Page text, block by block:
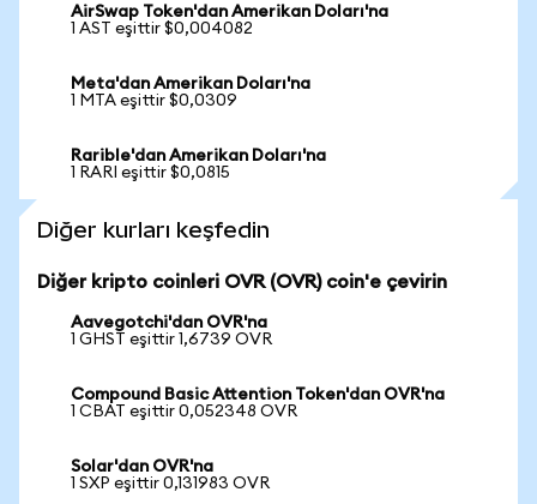
AirSwap Token'dan Amerikan Doları'na
1 AST eşittir $0,004082
Meta'dan Amerikan Doları'na
1 MTA eşittir $0,0309
Rarible'dan Amerikan Doları'na
1 RARI eşittir $0,0815
Diğer kurları keşfedin
Diğer kripto coinleri OVR (OVR) coin'e çevirin
Aavegotchi'dan OVR'na
1 GHST eşittir 1,6739 OVR
Compound Basic Attention Token'dan OVR'na
1 CBAT eşittir 0,052348 OVR
Solar'dan OVR'na
1 SXP eşittir 0,131983 OVR